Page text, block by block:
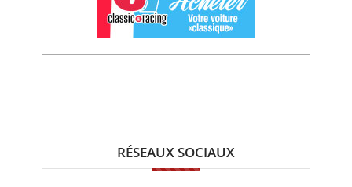
RÉSEAUX SOCIAUX